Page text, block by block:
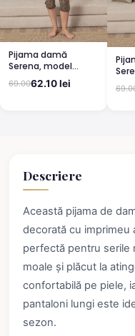
Pijama damă
Serena, model
leopard, mânecă
scurtă, pantaloni
69.0062.10 lei
Descriere
Această pijama de
decorată cu imprimeu
perfectă pentru serile
moale și plăcut la
confortabilă pe piele,
pantaloni lungi este
sezon.